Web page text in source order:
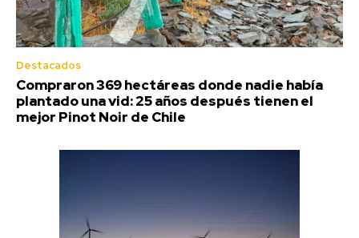
Destacados
Compraron 369 hectáreas donde nadie había
plantado una vid: 25 años después tienen el
mejor Pinot Noir de Chile